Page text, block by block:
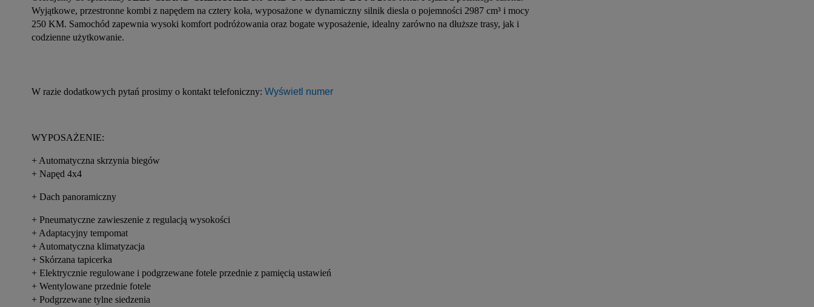
Wyjątkowe, przestronne kombi z napędem na cztery koła, wyposażone w dynamiczny silnik diesla o pojemności 2987 cm³ i mocy
250 KM. Samochód zapewnia wysoki komfort podróżowania oraz bogate wyposażenie, idealny zarówno na dłuższe trasy, jak i
codzienne użytkowanie.
W razie dodatkowych pytań prosimy o kontakt telefoniczny: Wyświetl numer
WYPOSAŻENIE:
+ Automatyczna skrzynia biegów
+ Napęd 4x4
+ Dach panoramiczny
+ Pneumatyczne zawieszenie z regulacją wysokości
+ Adaptacyjny tempomat
+ Automatyczna klimatyzacja
+ Skórzana tapicerka
+ Elektrycznie regulowane i podgrzewane fotele przednie z pamięcią ustawień
+ Wentylowane przednie fotele
+ Podgrzewane tylne siedzenia